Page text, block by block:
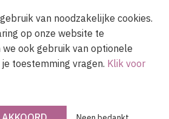
de Vlaamse Gemeenschap
van noodzakelijke cookies.
op onze website te
ook gebruik van optionele
toestemming vragen. Klik voor